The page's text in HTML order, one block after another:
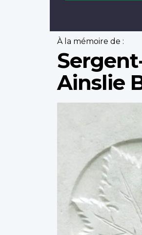
À la mémoire de :
Ainslie